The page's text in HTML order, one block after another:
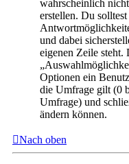
wahrscheinlich
erstellen. Du
und dabei
eigenen Zeile steht.
Optionen ein
die Umfrage gilt (0
Umfrage) und
ändern können.
Nach oben